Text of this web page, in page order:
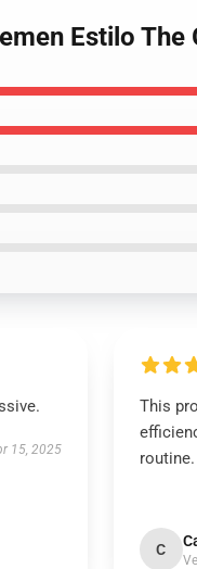
Estilo The
15, 2025
This
routine.
C